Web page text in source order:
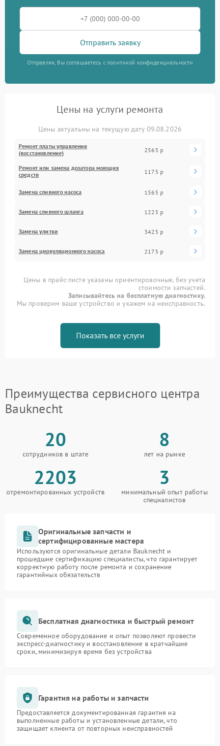
Отправить заявку
Отправляя, Вы соглашаетесь с политикой конфиденциальности
Цены на услуги ремонта
Цены актуальны на текущую дату 09.08.2026
Ремонт платы управления
(восстановление)
2565 р
Ремонт или замена дозатора моющих
средств
1175 р
Замена сливного насоса 1565 р
Замена сливного шланга 1225 р
Замена улитки 3425 р
Замена циркуляционного насоса 2175 р
Цены в прайс-листе указаны ориентировочные, без учета
стоимости запчастей.
Записывайтесь на бесплатную диагностику.
Мы проверим ваше устройство и укажем на неисправность.
Показать все услуги
Преимущества сервисного центра
Bauknecht
20
сотрудников в штате
8
лет на рынке
2203
отремонтированных устройств
3
минимальный опыт работы
специалистов
Оригинальные запчасти и
сертифицированные мастера
Используются оригинальные детали Bauknecht и
прошедшие сертификацию специалисты, что гарантирует
корректную работу после ремонта и сохранение
гарантийных обязательств
Бесплатная диагностика и быстрый ремонт
Современное оборудование и опыт позволяют провести
экспресс-диагностику и восстановление в кратчайшие
сроки, минимизируя время без устройства
Гарантия на работы и запчасти
Предоставляется документированная гарантия на
выполненные работы и установленные детали, что
защищает клиента от повторных неисправностей